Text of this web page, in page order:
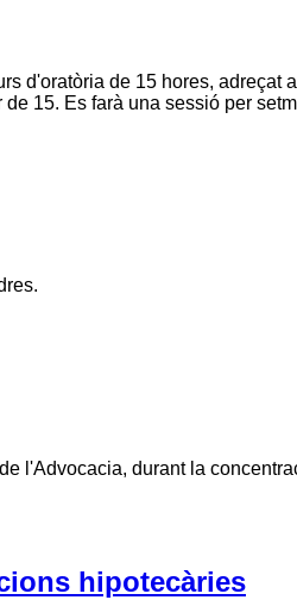
de 15 hores, adreçat
15. Es farà una sessió per
l'Advocacia, durant la
hipotecàries